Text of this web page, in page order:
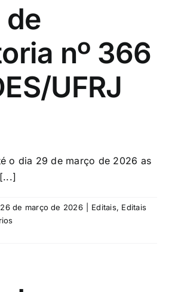
de
nº 366
UFRJ
o dia 29 de março de 2026 as
26 de março de 2026 Editais, Editais